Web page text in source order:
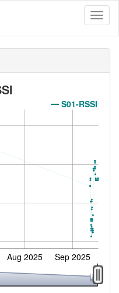
S01-RSSI
Aug 2025 Sep 2025